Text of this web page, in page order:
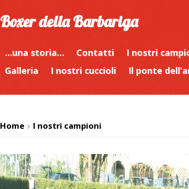
Boxer della Barbariga
…una storia… Contatti I nostri
Galleria
I nostri cuccioli Il ponte
Home
>
I nostri campioni